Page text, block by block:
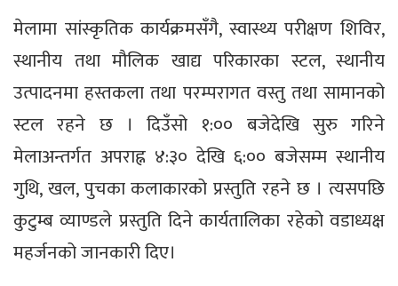
मेलामा सांस्कृतिक कार्यक्रमसँगै, स्वास्थ्य परीक्षण शिविर,
स्थानीय तथा मौलिक खाद्य परिकारका स्टल, स्थानीय
उत्पादनमा हस्तकला तथा परम्परागत वस्तु तथा सामानको
स्टल रहने छ । दिउँसो १:०० बजेदेखि सुरु गरिने
मेलाअन्तर्गत अपराह्न ४:३० देखि ६:०० बजेसम्म स्थानीय
गुथि, खल, पुचका कलाकारको प्रस्तुति रहने छ । त्यसपछि
कुटुम्ब व्याण्डले प्रस्तुति दिने कार्यतालिका रहेको वडाध्यक्ष
महर्जनको जानकारी दिए।